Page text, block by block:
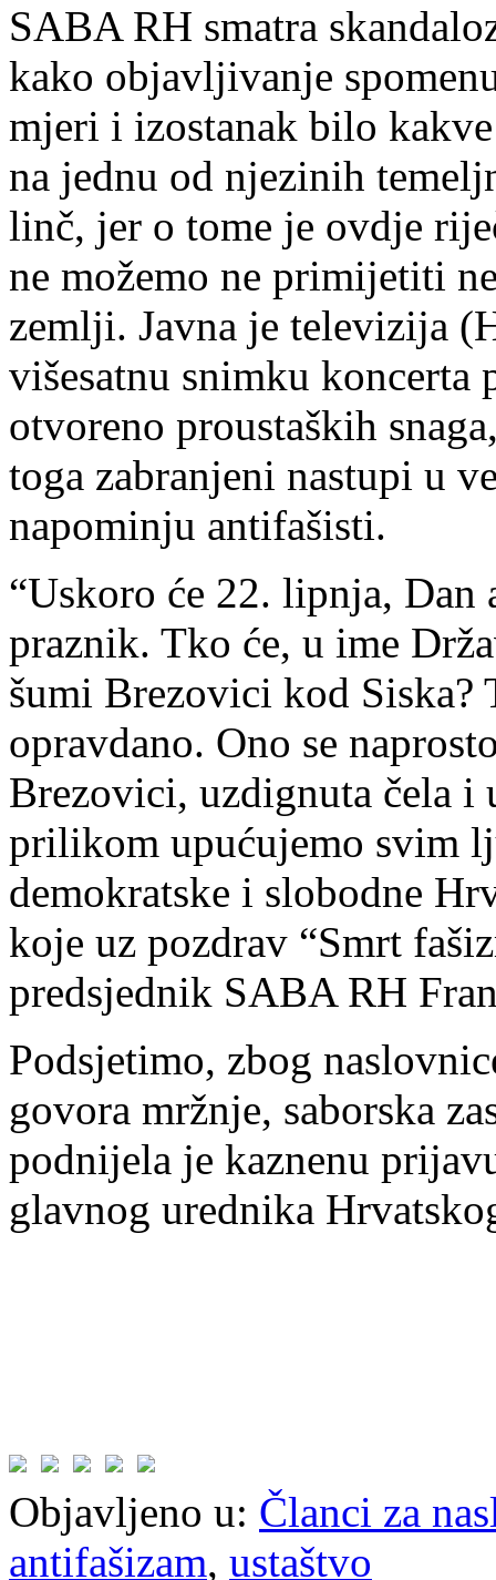
SABA RH smatra
kako objavljivanje
mjeri i izostanak bilo
na jednu od njezinih
linč, jer o tome je ovdje
ne možemo ne primijetiti
zemlji. Javna je televizija
višesatnu snimku koncerta
otvoreno proustaških
toga zabranjeni nastupi u
napominju antifašisti.
“Uskoro će 22. lipnja,
praznik. Tko će, u ime
šumi Brezovici kod Siska?
opravdano. Ono se
Brezovici, uzdignuta čela i
prilikom upućujemo svim
demokratske i slobodne
koje uz pozdrav “Smrt
predsjednik SABA RH
Podsjetimo, zbog
govora mržnje, saborska
podnijela je kaznenu
glavnog urednika
Objavljeno u: Članci za
antifašizam, ustaštvo